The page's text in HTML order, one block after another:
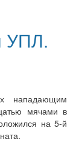
УПЛ.
нападающим
мячами в
на 5-й